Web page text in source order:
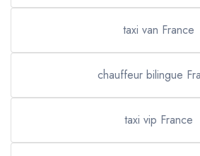
taxi van France
chauffeur bilingue
taxi vip France